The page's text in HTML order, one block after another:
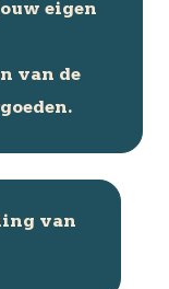
eigen
van de
van